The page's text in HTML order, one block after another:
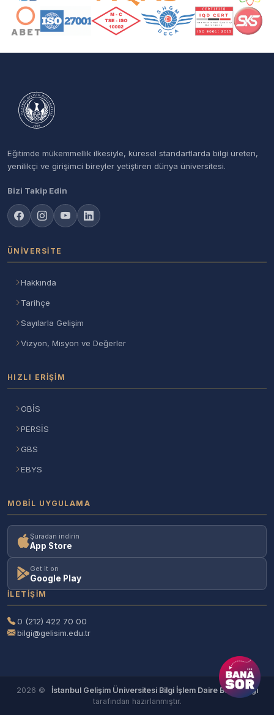
Eğitimde mükemmellik ilkesiyle, küresel standartlarda bilgi üreten,
yenilikçi ve girişimci bireyler yetiştiren dünya üniversitesi.
Bizi Takip Edin
ÜNIVERSITE
Hakkında
Tarihçe
Sayılarla Gelişim
Vizyon, Misyon ve Değerler
HIZLI ERIŞIM
OBİS
PERSİS
GBS
EBYS
MOBIL UYGULAMA
Şuradan indirin
App Store
Get it on
Google Play
İLETIŞIM
0 (212) 422 70 00
bilgi@gelisim.edu.tr
2026 ©
İstanbul Gelişim Üniversitesi Bilgi İşlem Daire Başkanlığı
tarafından hazırlanmıştır.